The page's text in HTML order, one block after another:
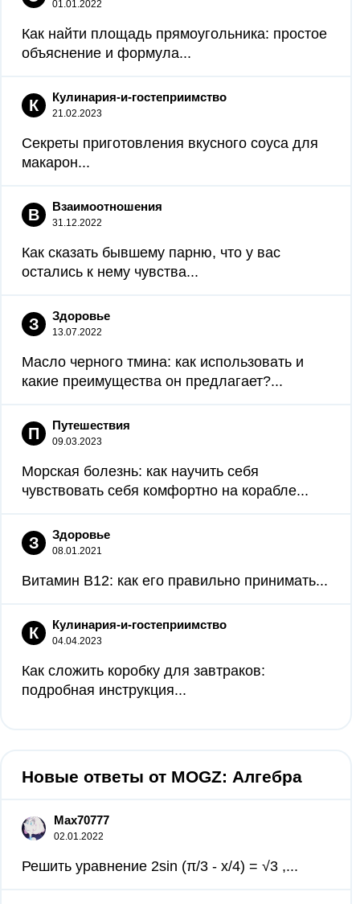
01.01.2022
Как найти площадь прямоугольника: простое
объяснение и формула...
К Кулинария-и-гостеприимство
21.02.2023
Секреты приготовления вкусного соуса для
макарон...
В Взаимоотношения
31.12.2022
Как сказать бывшему парню, что у вас
остались к нему чувства...
З Здоровье
13.07.2022
Масло черного тмина: как использовать и
какие преимущества он предлагает?...
П Путешествия
09.03.2023
Морская болезнь: как научить себя
чувствовать себя комфортно на корабле...
З Здоровье
08.01.2021
Витамин В12: как его правильно принимать...
К Кулинария-и-гостеприимство
04.04.2023
Как сложить коробку для завтраков:
подробная инструкция...
Новые ответы от MOGZ: Алгебра
Max70777
02.01.2022
Решить уравнение 2sin (π/3 - x/4) = √3 ,...